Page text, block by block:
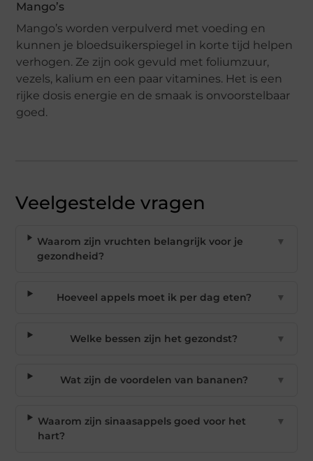
Mango’s
Mango’s worden verpulverd met voeding en
kunnen je bloedsuikerspiegel in korte tijd helpen
verhogen. Ze zijn ook gevuld met foliumzuur,
vezels, kalium en een paar vitamines. Het is een
rijke dosis energie en de smaak is onvoorstelbaar
goed.
Veelgestelde vragen
Waarom zijn vruchten belangrijk voor je
gezondheid?
▼
Hoeveel appels moet ik per dag eten? ▼
Welke bessen zijn het gezondst? ▼
Wat zijn de voordelen van bananen? ▼
Waarom zijn sinaasappels goed voor het
hart?
▼